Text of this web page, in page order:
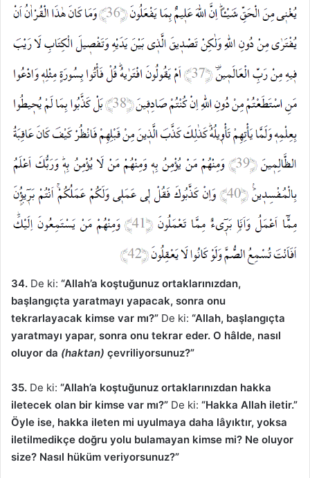
34. De ki: “Allah’a koştuğunuz ortaklarınızdan,
başlangıçta yaratmayı yapacak, sonra onu
tekrarlayacak kimse var mı?” De ki: “Allah, başlangıçta
yaratmayı yapar, sonra onu tekrar eder. O hâlde, nasıl
oluyor da (haktan) çevriliyorsunuz?”
35. De ki: “Allah’a koştuğunuz ortaklarınızdan hakka
iletecek olan bir kimse var mı?” De ki: “Hakka Allah iletir.”
Öyle ise, hakka ileten mi uyulmaya daha lâyıktır, yoksa
iletilmedikçe doğru yolu bulamayan kimse mi? Ne oluyor
size? Nasıl hüküm veriyorsunuz?”